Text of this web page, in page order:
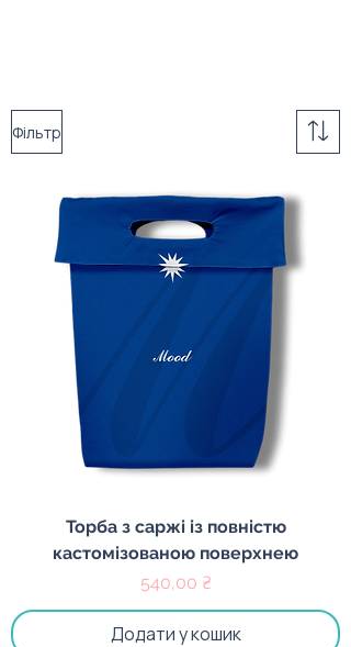
Фільтр
Торба з саржі із повністю
кастомізованою поверхнею
Ціна
540,00 ₴
Додати у кошик